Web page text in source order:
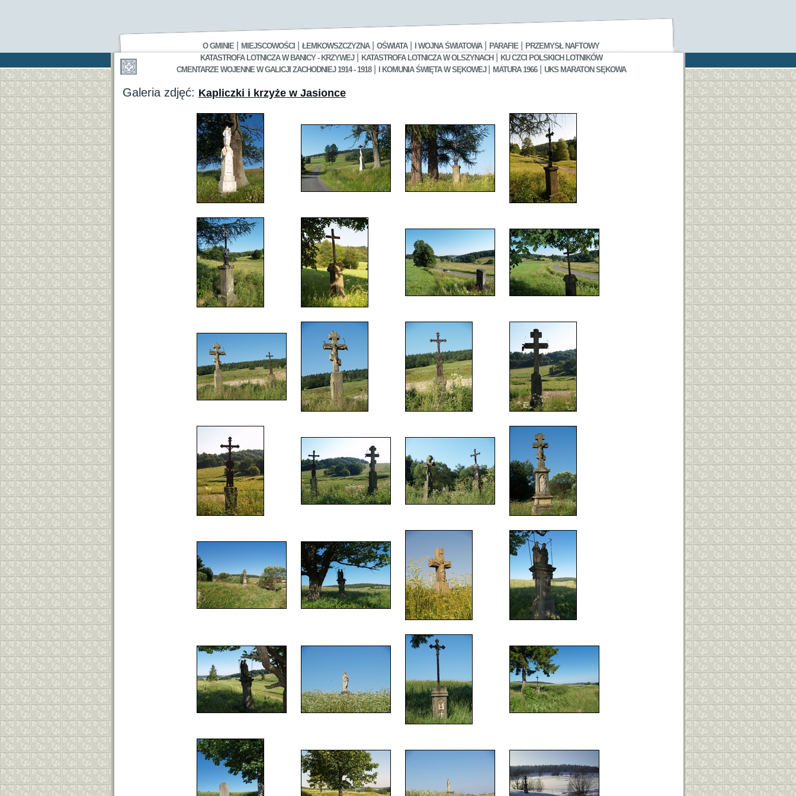
O GMINIE MIEJSCOWOŚCI ŁEMKOWSZCZYZNA| OŚWIATA| I WOJNA ŚWIATOWA| PARAFIE
PRZEMYSŁ NAFTOWY
KATASTROFA LOTNICZA W BANICY - KRZYWEJ| KATASTROFA LOTNICZA W OLSZYNACH|
KU CZCI POLSKICH LOTNIKÓW
CMENTARZE WOJENNE W GALICJI ZACHODNIEJ 1914 - 1918| I KOMUNIA ŚWIĘTA W SĘKOWEJ MATURA 1966| UKS MARATON SĘKOWA
Galeria zdjęć: Kapliczki i krzyże w Jasionce